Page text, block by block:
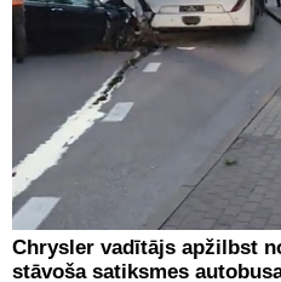
Chrysler vadītājs apžilbst
stāvoša satiksmes